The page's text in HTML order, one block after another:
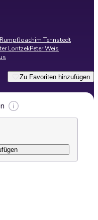
Joachim Tennstedt
LontzekPeter Weis
Zu Favoriten hinzufügen